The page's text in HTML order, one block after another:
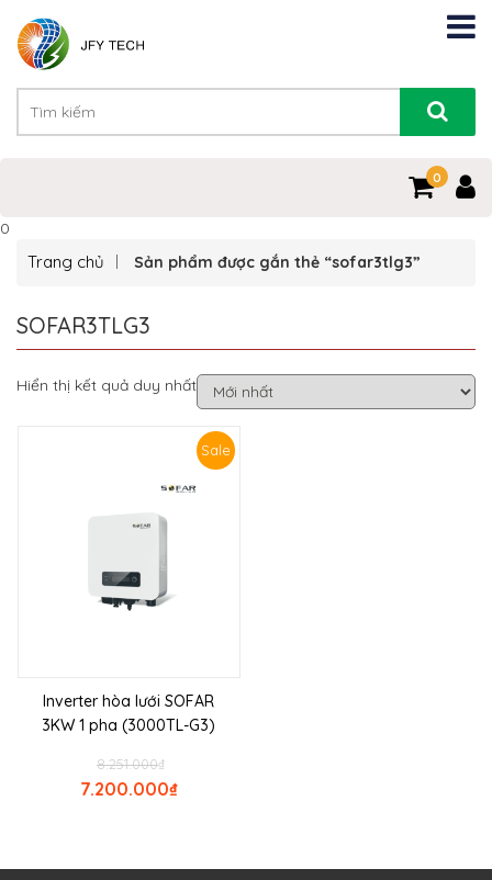
0
0
Trang chủ Sản phẩm được gắn thẻ “sofar3tlg3”
SOFAR3TLG3
Hiển thị kết quả duy nhất
Sale
Inverter hòa lưới SOFAR
3KW 1 pha (3000TL-G3)
₫
8.251.000
₫
7.200.000